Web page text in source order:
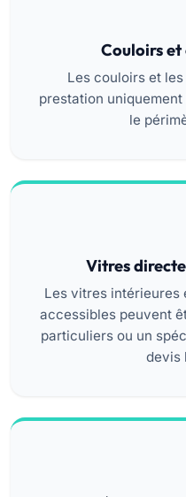
Couloirs et
Les couloirs et
prestation
le
Vitres
Les vitres intérieures
accessibles peuvent
particuliers ou un
devis